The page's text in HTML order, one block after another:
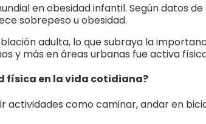
en obesidad infantil. Según datos de
sobrepeso u obesidad.
adulta, lo que subraya la
y más en áreas urbanas fue activa
física en la vida cotidiana?
actividades como caminar, andar en